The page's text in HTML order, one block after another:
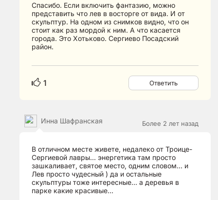
Спасибо. Если включить фантазию, можно
представить что лев в восторге от вида. И от
скульптур. На одном из снимков видно, что он
стоит как раз мордой к ним. А что касается
города. Это Хотьково. Сергиево Посадский
район.
1 Ответить
Более 2 лет назад
Инна Шафранская
В отличном месте живете, недалеко от Троице-
Сергиевой лавры... энергетика там просто
зашкаливает, святое место, одним словом... и
Лев просто чудесный ) да и остальные
скульптуры тоже интересные... а деревья в
парке какие красивые...